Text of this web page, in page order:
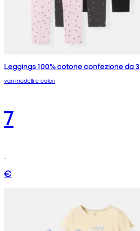
Leggings 100% cotone confezione da 3
vari modelli e colori
7
€